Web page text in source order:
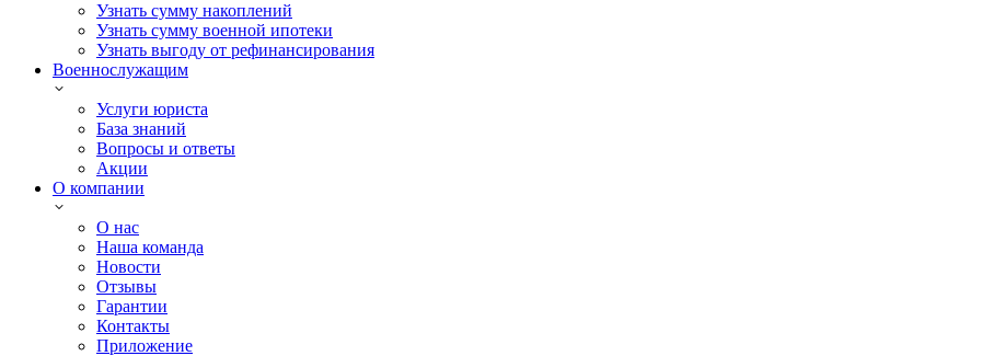
Узнать сумму накоплений
Узнать сумму военной ипотеки
Узнать выгоду от рефинансирования
Военнослужащим
Услуги юриста
База знаний
Вопросы и ответы
Акции
О компании
О нас
Наша команда
Новости
Отзывы
Гарантии
Контакты
Приложение